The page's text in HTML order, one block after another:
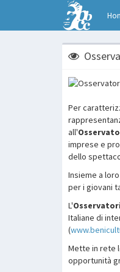
Per
all'
imprese e
dello
Insieme a
per i giovani
L'
Italiane di
(
Mette in rete
opportunità